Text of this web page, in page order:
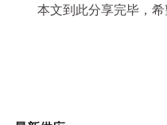
本文到此分享完毕，希